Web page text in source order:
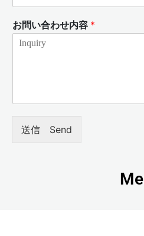
お問い合わせ内容 *
送信 Send